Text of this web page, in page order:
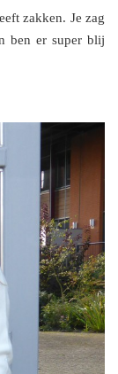
zakken. Je zag
ben er super blij